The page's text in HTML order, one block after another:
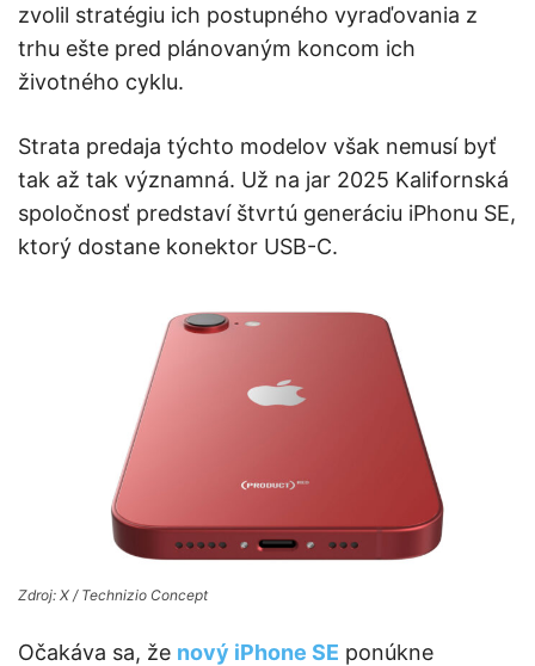
zvolil stratégiu ich postupného vyraďovania z
trhu ešte pred plánovaným koncom ich
životného cyklu.
Strata predaja týchto modelov však nemusí byť
tak až tak významná. Už na jar 2025 Kalifornská
spoločnosť predstaví štvrtú generáciu iPhonu SE,
ktorý dostane konektor USB-C.
Zdroj: X / Technizio Concept
Očakáva sa, že nový iPhone SE ponúkne